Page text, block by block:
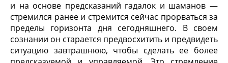
и на основе предсказаний гадалок и шаманов —
стремился ранее и стремится сейчас прорваться за
пределы горизонта дня сегодняшнего. В своем
сознании он старается предвосхитить и предвидеть
ситуацию завтрашнюю, чтобы сделать ее более